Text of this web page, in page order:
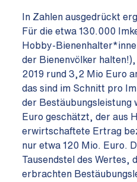
In Zahlen ausgedrückt
Für die etwa 130.000
Hobby-
der Bienenvölker
2019 rund 3,2 Mio Euro
das sind im Schnitt pro
der Bestäubungsleistung
Euro geschätzt, der aus
erwirtschaftete Ertrag
nur etwa 120 Mio. Euro.
Tausendstel des Wertes,
erbrachten